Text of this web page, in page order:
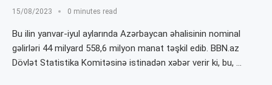
15/08/2023 0 minutes read
Bu ilin yanvar-iyul aylarında Azərbaycan əhalisinin nominal
gəlirləri 44 milyard 558,6 milyon manat təşkil edib. BBN.az
Dövlət Statistika Komitəsinə istinadən xəbər verir ki, bu, …